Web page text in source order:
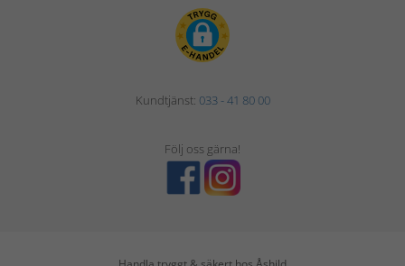
Kundtjänst: 033 - 41 80 00
Följ oss gärna!